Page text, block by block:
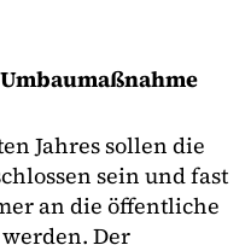
Jahres sollen die
sein und fast
an die öffentliche
Der